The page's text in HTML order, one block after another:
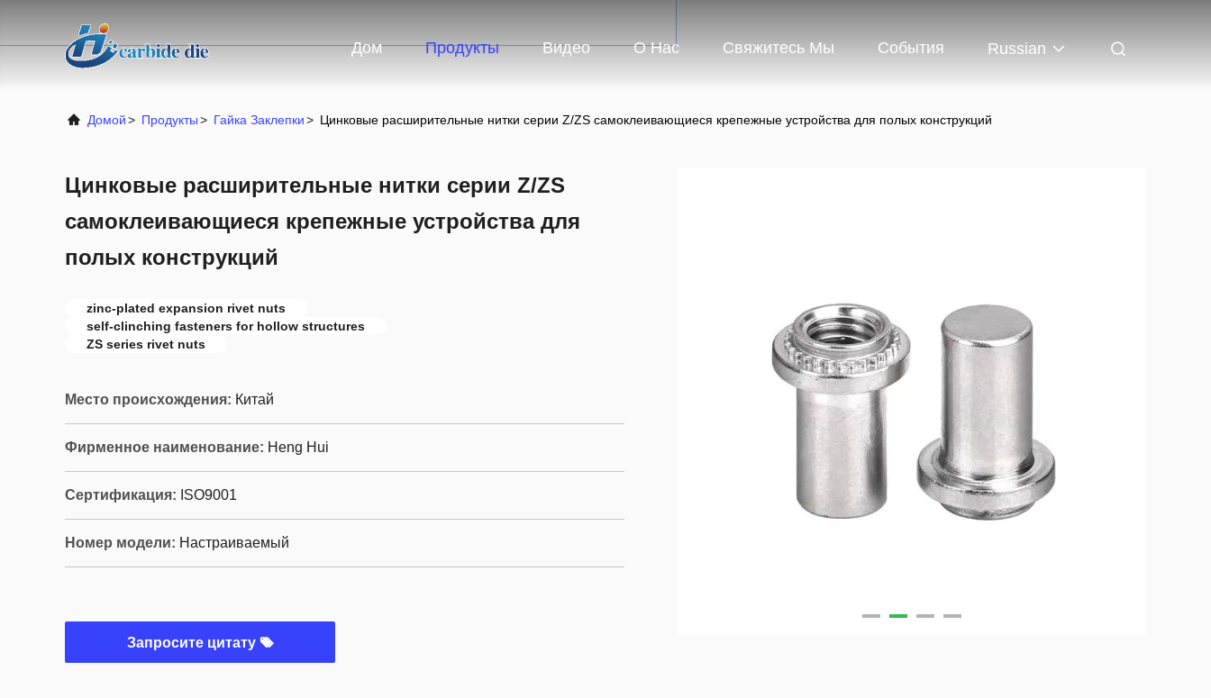
Дом Продукты Видео О Нас Свяжитесь Мы События Russian
Домой> Продукты> Гайка Заклепки> Цинковые расширительные нитки серии Z/ZS самоклеивающиеся крепежные устройства для полых конструкций
Цинковые расширительные нитки серии Z/ZS
самоклеивающиеся крепежные устройства для
полых конструкций
zinc-plated expansion rivet nuts
self-clinching fasteners for hollow structures
ZS series rivet nuts
Место происхождения: Китай
Фирменное наименование: Heng Hui
Сертификация: ISO9001
Номер модели: Настраиваемый
Запросите цитату